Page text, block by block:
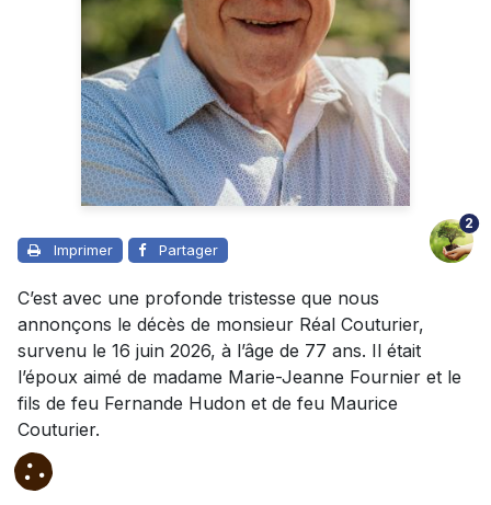
Imprimer Partager
2
C’est avec une profonde tristesse que nous
annonçons le décès de monsieur Réal Couturier,
survenu le 16 juin 2026, à l’âge de 77 ans. Il était
l’époux aimé de madame Marie-Jeanne Fournier et le
fils de feu Fernande Hudon et de feu Maurice
Couturier.